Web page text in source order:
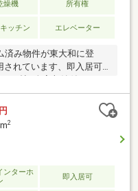
燥機 所有権
ッチン エレベーター
済み物件が東大和に登
されています、即入居可
■LDK・各居室エアコンあ
ごせます■親御さんも安
内■毎日のお買い物に便
ア■ドラッグストア至
とした来客用駐車場が4
2
ンターホ
即入居可